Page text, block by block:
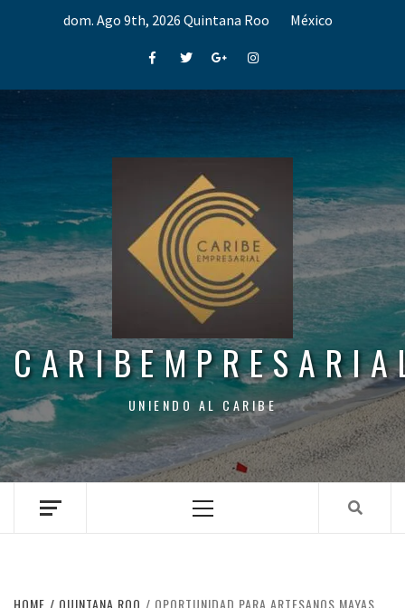
dom. Ago 9th, 2026 Quintana Roo México
FacebookTwitterGoogle+Instagram
UNIENDO AL CARIBE
Menu
HOME QUINTANA ROO
OPORTUNIDAD PARA ARTESANOS MAYAS